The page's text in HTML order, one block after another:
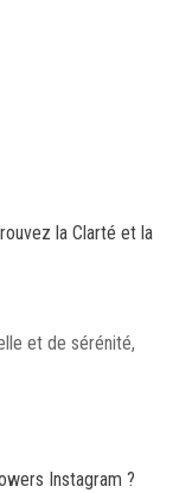
la Clarté et la
et de sérénité,
Instagram ?